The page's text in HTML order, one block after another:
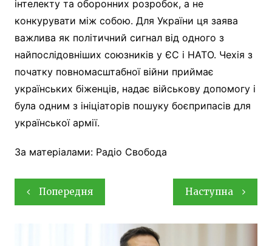
інтелекту та оборонних розробок, а не
конкурувати між собою. Для України ця заява
важлива як політичний сигнал від одного з
найпослідовніших союзників у ЄС і НАТО. Чехія з
початку повномасштабної війни приймає
українських біженців, надає військову допомогу і
була одним з ініціаторів пошуку боєприпасів для
української армії.
За матеріалами: Радіо Свобода
Навігація
записів
Попередня Наступна